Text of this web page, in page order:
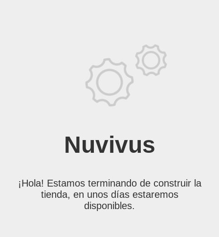
Nuvivus
¡Hola! Estamos terminando de construir la
tienda, en unos días estaremos
disponibles.